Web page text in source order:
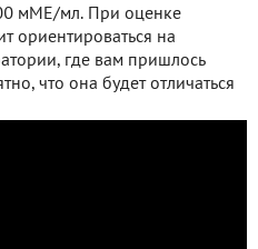
мМЕ/мл. При оценке
ориентироваться на
где вам пришлось
что она будет отличаться